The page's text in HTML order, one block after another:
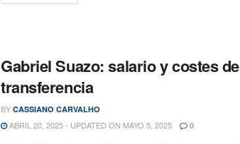
Gabriel Suazo: salario y costes de
transferencia
BY CASSIANO CARVALHO
ABRIL 20, 2025 - UPDATED ON MAYO 5, 2025 0